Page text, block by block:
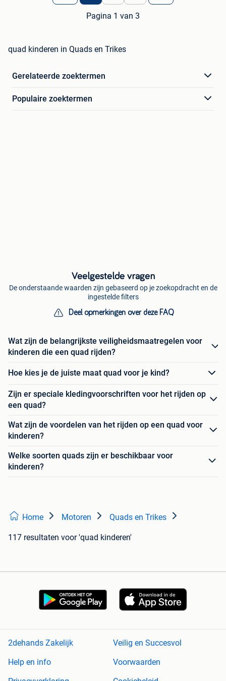
Pagina 1 van 3
quad kinderen in Quads en Trikes
Gerelateerde zoektermen
Populaire zoektermen
Veelgestelde vragen
De onderstaande waarden zijn gebaseerd op je zoekopdracht en de
ingestelde filters
Deel opmerkingen over deze FAQ
Wat zijn de belangrijkste veiligheidsmaatregelen voor
kinderen die een quad rijden?
Hoe kies je de juiste maat quad voor je kind?
Zijn er speciale kledingvoorschriften voor het rijden op
een quad?
Wat zijn de voordelen van het rijden op een quad voor
kinderen?
Welke soorten quads zijn er beschikbaar voor
kinderen?
Home Motoren Quads en Trikes
117 resultaten voor 'quad kinderen'
2dehands Zakelijk
Veilig en Succesvol
Help en info
Voorwaarden